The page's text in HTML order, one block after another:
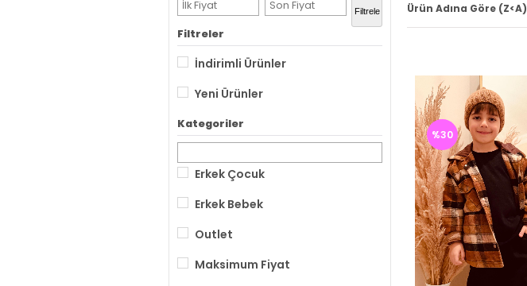
Filtrele
Filtreler
İndirimli Ürünler
Yeni Ürünler
Kategoriler
Erkek Çocuk
Erkek Bebek
Outlet
Maksimum Fiyat
Ürün Adına Göre (Z<A)
%30